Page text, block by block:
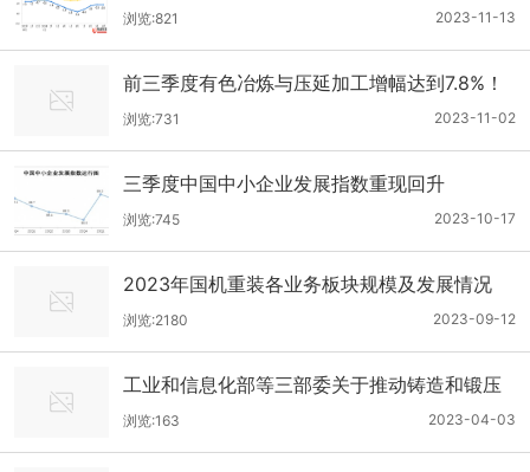
6%，环比持平
2023-11-13
浏览:821
前三季度有色冶炼与压延加工增幅达到7.8%！
2023-11-02
浏览:731
三季度中国中小企业发展指数重现回升
2023-10-17
浏览:745
2023年国机重装各业务板块规模及发展情况
2023-09-12
浏览:2180
工业和信息化部等三部委关于推动铸造和锻压
行业高质量发展的指导意见
2023-04-03
浏览:163